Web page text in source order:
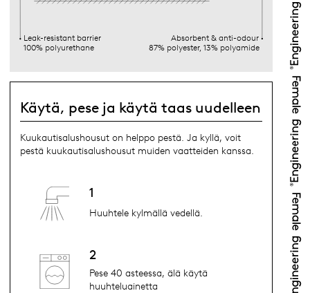
Leak-resistant barrier
100% polyurethane
Absorbent & anti-odour
87% polyester, 13% polyamide
Käytä, pese ja käytä taas uudelleen
Kuukautisalushousut on helppo pestä. Ja kyllä, voit
pestä kuukautisalushousut muiden vaatteiden kanssa.
1
Huuhtele kylmällä vedellä.
2
Pese 40 asteessa, älä käytä
huuhteluainetta